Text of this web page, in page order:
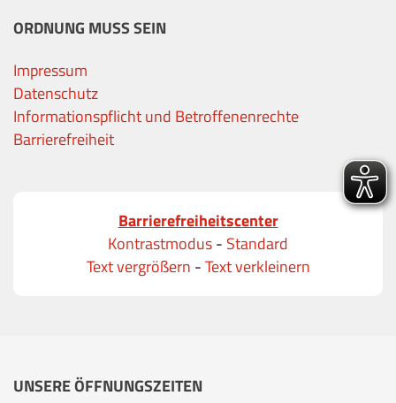
ORDNUNG MUSS SEIN
Impressum
Datenschutz
Informationspflicht und Betroffenenrechte
Barrierefreiheit
Barrierefreiheitscenter
Kontrastmodus- Standard
Text vergrößern -Text verkleinern
UNSERE ÖFFNUNGSZEITEN